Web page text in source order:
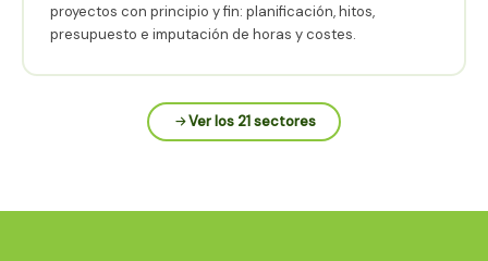
proyectos con principio y fin: planificación, hitos,
presupuesto e imputación de horas y costes.
Ver los 21 sectores